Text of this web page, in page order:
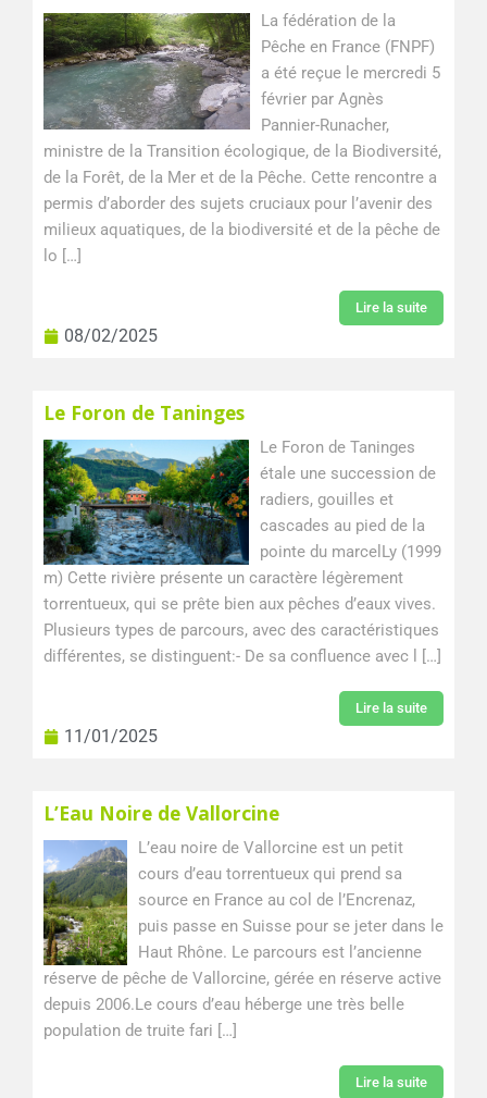
La fédération de la
Pêche en France (FNPF)
a été reçue le mercredi 5
février par Agnès
Pannier-Runacher,
ministre de la Transition écologique, de la Biodiversité,
de la Forêt, de la Mer et de la Pêche. Cette rencontre a
permis d’aborder des sujets cruciaux pour l’avenir des
milieux aquatiques, de la biodiversité et de la pêche de
lo […]
Lire la suite
08/02/2025
Le Foron de Taninges
Le Foron de Taninges
étale une succession de
radiers, gouilles et
cascades au pied de la
pointe du marcelLy (1999
m) Cette rivière présente un caractère légèrement
torrentueux, qui se prête bien aux pêches d’eaux vives.
Plusieurs types de parcours, avec des caractéristiques
différentes, se distinguent:- De sa confluence avec l […]
Lire la suite
11/01/2025
L’Eau Noire de Vallorcine
L’eau noire de Vallorcine est un petit
cours d’eau torrentueux qui prend sa
source en France au col de l’Encrenaz,
puis passe en Suisse pour se jeter dans le
Haut Rhône. Le parcours est l’ancienne
réserve de pêche de Vallorcine, gérée en réserve active
depuis 2006.Le cours d’eau héberge une très belle
population de truite fari […]
Lire la suite